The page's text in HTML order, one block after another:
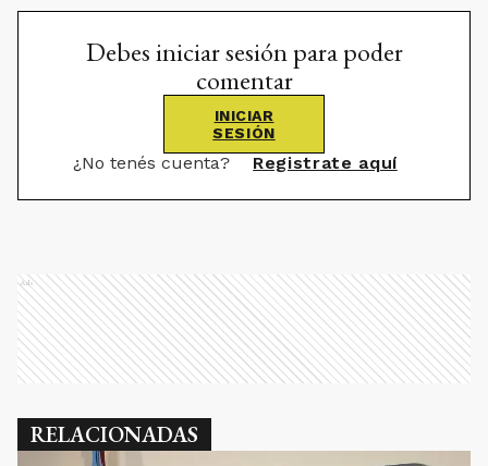
Debes iniciar sesión para poder
comentar
INICIAR
SESIÓN
¿No tenés cuenta? Registrate aquí
Ads
RELACIONADAS